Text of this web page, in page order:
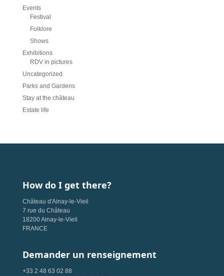
Events
Festival
Folklore
Shows
Exhibitions
RDV in pictures
Uncategorized
Parks and Gardens
Stay at the château
Estate life
How do I get there?
Château d'Ainay-le-Vieil
7 rue du Château
18200 Ainay-le-Vieil
FRANCE
Demander un renseignement
+33 2 48 63 02 88